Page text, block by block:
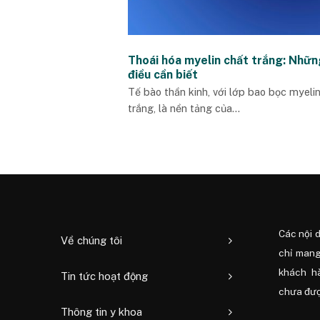
Thoái hóa myelin chất trắng:
điều cần biết
Tế bào thần kinh, với lớp bao bọc
trắng, là nền tảng của...
Về chúng tôi
Tin tức hoạt động
Thông tin y khoa
Các nội
chỉ
khách
chưa